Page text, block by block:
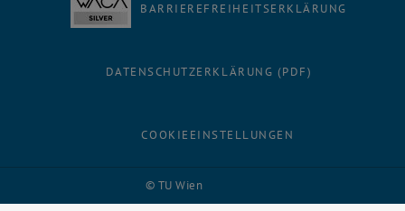
© TU Wien
BARRIEREFREIHEITSERKLÄRUNG
DATENSCHUTZERKLÄRUNG (PDF)
COOKIEEINSTELLUNGEN